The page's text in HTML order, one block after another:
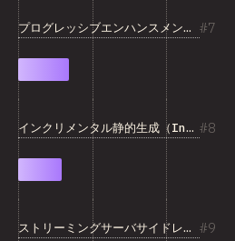
7
プログレッシブエンハンスメント（Progressive Enhancement）
8
インクリメンタル静的生成（Incremental Static Generation）
9
ストリーミングサーバサイドレンダリング（Streaming SSR）